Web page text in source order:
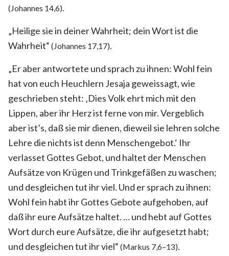
(Johannes 14,6).
„Heilige sie in deiner Wahrheit; dein Wort ist die
Wahrheit“ (Johannes 17,17).
„Er aber antwortete und sprach zu ihnen: Wohl fein
hat von euch Heuchlern Jesaja geweissagt, wie
geschrieben steht: ‚Dies Volk ehrt mich mit den
Lippen, aber ihr Herz ist ferne von mir. Vergeblich
aber ist’s, daß sie mir dienen, dieweil sie lehren solche
Lehre die nichts ist denn Menschengebot.‘ Ihr
verlasset Gottes Gebot, und haltet der Menschen
Aufsätze von Krügen und Trinkgefäßen zu waschen;
und desgleichen tut ihr viel. Und er sprach zu ihnen:
Wohl fein habt ihr Gottes Gebote aufgehoben, auf
daß ihr eure Aufsätze haltet. … und hebt auf Gottes
Wort durch eure Aufsätze, die ihr aufgesetzt habt;
und desgleichen tut ihr viel“ (Markus 7,6–13).